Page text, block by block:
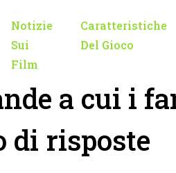
Notizie
Sui
Film
Caratteristiche
Del Gioco
a cui i
di risposte